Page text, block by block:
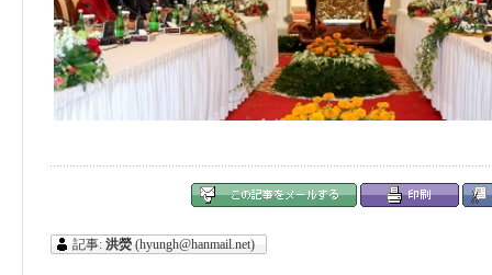
記事: 洪熒 (hyungh@hanmail.net)